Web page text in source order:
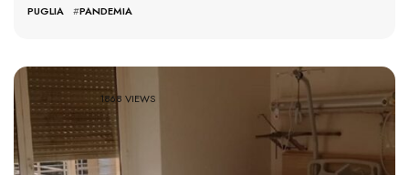
PUGLIA
#PANDEMIA
1868 VIEWS